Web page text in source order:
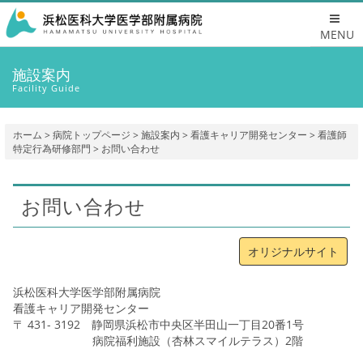
MENU
施設案内
Facility Guide
ホーム > 病院トップページ > 施設案内 > 看護キャリア開発センター > 看護師
特定行為研修部門 > お問い合わせ
お問い合わせ
オリジナルサイト
浜松医科大学医学部附属病院
看護キャリア開発センター
〒 431- 3192 静岡県浜松市中央区半田山一丁目20番1号
病院福利施設（杏林スマイルテラス）2階